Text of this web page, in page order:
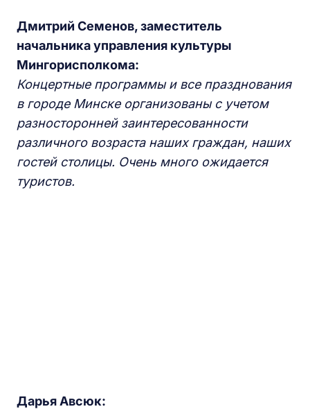
Дмитрий Семенов, заместитель
начальника управления культуры
Мингорисполкома:
Концертные программы и все празднования
в городе Минске организованы с учетом
разносторонней заинтересованности
различного возраста наших граждан, наших
гостей столицы. Очень много ожидается
туристов.
Дарья Авсюк: